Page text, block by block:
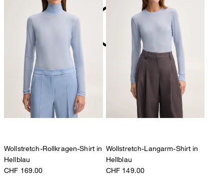
nicht reinigen
Wollstretch-Rollkragen-Shirt in
Hellblau
CHF 169.00
Wollstretch-Langarm-Shirt in
Hellblau
CHF 149.00